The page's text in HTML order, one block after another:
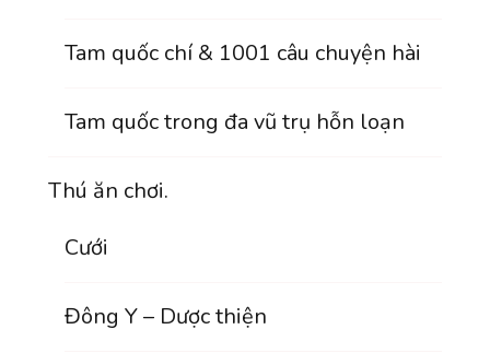
Tam quốc chí & 1001 câu chuyện hài
Tam quốc trong đa vũ trụ hỗn loạn
Thú ăn chơi.
Cưới
Đông Y – Dược thiện